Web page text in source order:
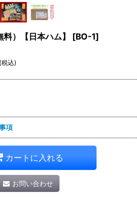
）【日本ハム】 [BO-1]
(税込)
項
カートに入れる
お問い合わせ